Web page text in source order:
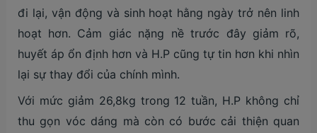
đi lại, vận động và sinh hoạt hằng ngày trở nên linh
hoạt hơn. Cảm giác nặng nề trước đây giảm rõ,
huyết áp ổn định hơn và H.P cũng tự tin hơn khi nhìn
lại sự thay đổi của chính mình.
Với mức giảm 26,8kg trong 12 tuần, H.P không chỉ
thu gọn vóc dáng mà còn có bước cải thiện quan